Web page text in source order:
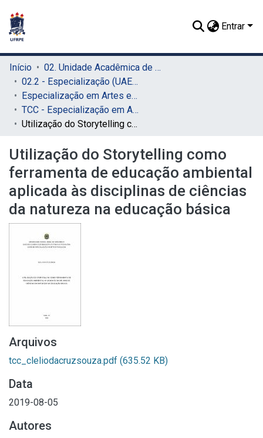
Entrar
Início
02. Unidade Acadêmica de Educação a Distância e Tecnologia (UAEADTec)
02.2 - Especialização (UAEADTec)
Especialização em Artes e Tecnologia (UAEADTec)
TCC - Especialização em Artes e Tecnologia (UAEADTec)
Utilização do Storytelling como ferramenta de educação ambiental aplicada às disciplinas de ciências da natureza na educação básica
Utilização do Storytelling como
ferramenta de educação ambiental
aplicada às disciplinas de ciências
da natureza na educação básica
Arquivos
tcc_cleliodacruzsouza.pdf (635.52 KB)
Data
2019-08-05
Autores